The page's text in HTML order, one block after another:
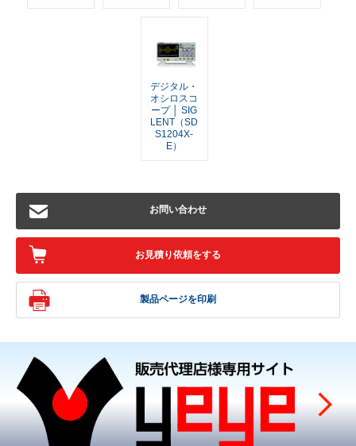
デジタル・
オシロスコ
ープ │ SIG
LENT（SD
S1204X-
E）
お問い合わせ
お見積り依頼をする
製品ページを印刷